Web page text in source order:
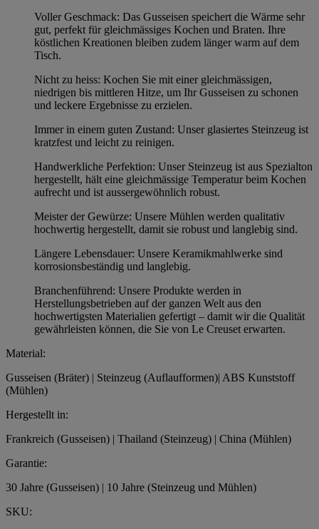
Voller Geschmack: Das Gusseisen speichert die Wärme sehr
gut, perfekt für gleichmässiges Kochen und Braten. Ihre
köstlichen Kreationen bleiben zudem länger warm auf dem
Tisch.
Nicht zu heiss: Kochen Sie mit einer gleichmässigen,
niedrigen bis mittleren Hitze, um Ihr Gusseisen zu schonen
und leckere Ergebnisse zu erzielen.
Immer in einem guten Zustand: Unser glasiertes Steinzeug ist
kratzfest und leicht zu reinigen.
Handwerkliche Perfektion: Unser Steinzeug ist aus Spezialton
hergestellt, hält eine gleichmässige Temperatur beim Kochen
aufrecht und ist aussergewöhnlich robust.
Meister der Gewürze: Unsere Mühlen werden qualitativ
hochwertig hergestellt, damit sie robust und langlebig sind.
Längere Lebensdauer: Unsere Keramikmahlwerke sind
korrosionsbeständig und langlebig.
Branchenführend: Unsere Produkte werden in
Herstellungsbetrieben auf der ganzen Welt aus den
hochwertigsten Materialien gefertigt – damit wir die Qualität
gewährleisten können, die Sie von Le Creuset erwarten.
Material:
Gusseisen (Bräter) | Steinzeug (Auflaufformen)| ABS Kunststoff
(Mühlen)
Hergestellt in:
Frankreich (Gusseisen) | Thailand (Steinzeug) | China (Mühlen)
Garantie:
30 Jahre (Gusseisen) | 10 Jahre (Steinzeug und Mühlen)
SKU: